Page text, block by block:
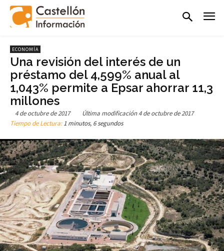
ECONOMÍA
Una revisión del interés de un
préstamo del 4,599% anual al
1,043% permite a Epsar ahorrar 11,3
millones
4 de octubre de 2017 Última modificación 4 de octubre de 2017
Tiempo de Lectura:1 minutos, 6 segundos